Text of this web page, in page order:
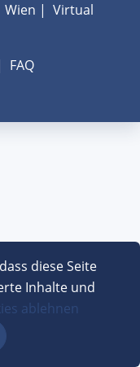
Wien | Virtual
FAQ
diese Seite
Inhalte und
ablehnen